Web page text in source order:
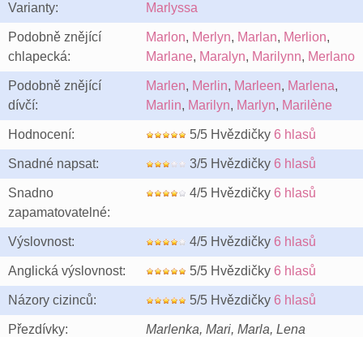
Varianty: Marlyssa
Podobně znějící
chlapecká:
Marlon, Merlyn, Marlan, Merlion,
Marlane, Maralyn, Marilynn, Merlano
Podobně znějící
dívčí:
Marlen, Merlin, Marleen, Marlena,
Marlin, Marilyn, Marlyn, Marilène
Hodnocení: 5/5 Hvězdičky 6 hlasů
Snadné napsat: 3/5 Hvězdičky 6 hlasů
Snadno
zapamatovatelné:
4/5 Hvězdičky 6 hlasů
Výslovnost: 4/5 Hvězdičky 6 hlasů
Anglická výslovnost: 5/5 Hvězdičky 6 hlasů
Názory cizinců: 5/5 Hvězdičky 6 hlasů
Přezdívky: Marlenka, Mari, Marla, Lena